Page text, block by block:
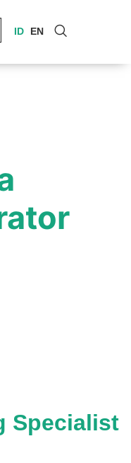
ID EN
Specialist